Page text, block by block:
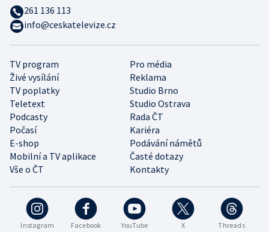
Instagram Facebook YouTube X Threads
TV program
Pro média
Živé vysílání
Reklama
TV poplatky
Studio Brno
Teletext
Studio Ostrava
Podcasty
Rada ČT
Počasí
Kariéra
E-shop
Podávání námětů
Mobilní a TV aplikace
Časté dotazy
Vše o ČT
Kontakty
261 136 113
info@ceskatelevize.cz